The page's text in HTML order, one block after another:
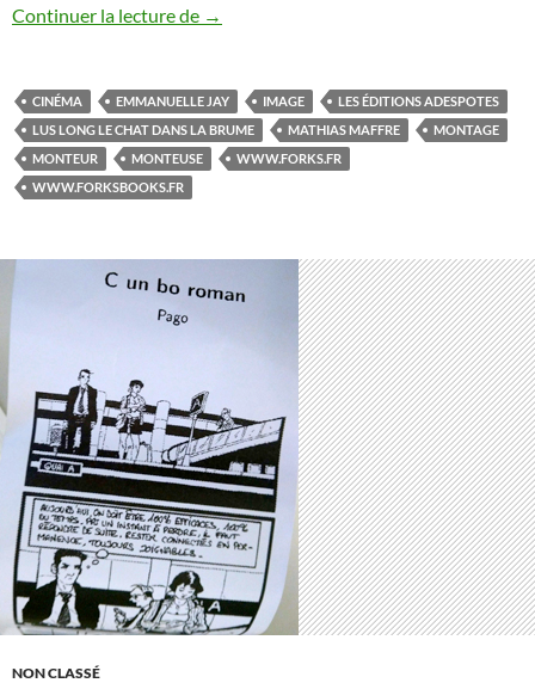
Continuer la lecture de Plus long le chat dans la brume
→
CINÉMA EMMANUELLE JAY IMAGE
LES ÉDITIONS ADESPOTES
LUS LONG LE CHAT DANS LA BRUME
MATHIAS MAFFRE
MONTAGE
MONTEUR
MONTEUSE
WWW.FORKS.FR
WWW.FORKSBOOKS.FR
NON CLASSÉ